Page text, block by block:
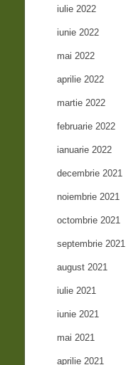
iulie 2022
iunie 2022
mai 2022
aprilie 2022
martie 2022
februarie 2022
ianuarie 2022
decembrie 2021
noiembrie 2021
octombrie 2021
septembrie 2021
august 2021
iulie 2021
iunie 2021
mai 2021
aprilie 2021